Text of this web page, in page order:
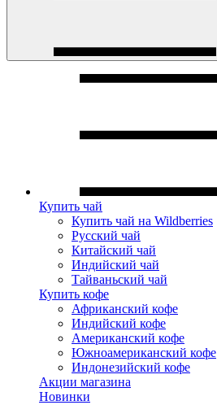
Купить чай
Купить чай на Wildberries
Русский чай
Китайский чай
Индийский чай
Тайваньский чай
Купить кофе
Африканский кофе
Индийский кофе
Американский кофе
Южноамериканский кофе
Индонезийский кофе
Акции магазина
Новинки